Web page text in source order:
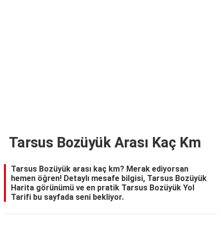
Tarsus Bozüyük Arası Kaç Km
Tarsus Bozüyük arası kaç km? Merak ediyorsan
hemen öğren! Detaylı mesafe bilgisi, Tarsus Bozüyük
Harita görünümü ve en pratik Tarsus Bozüyük Yol
Tarifi bu sayfada seni bekliyor.